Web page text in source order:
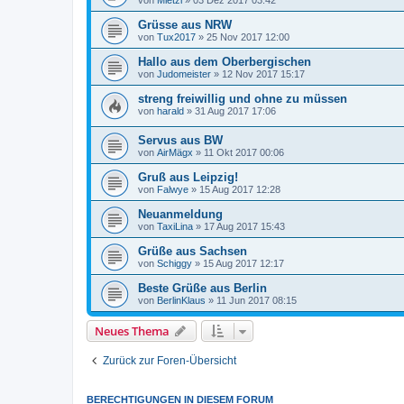
Grüsse aus NRW
von Tux2017 » 25 Nov 2017 12:00
Hallo aus dem Oberbergischen
von Judomeister » 12 Nov 2017 15:17
streng freiwillig und ohne zu müssen
von harald » 31 Aug 2017 17:06
Servus aus BW
von AirMägx » 11 Okt 2017 00:06
Gruß aus Leipzig!
von Falwye » 15 Aug 2017 12:28
Neuanmeldung
von TaxiLina » 17 Aug 2017 15:43
Grüße aus Sachsen
von Schiggy » 15 Aug 2017 12:17
Beste Grüße aus Berlin
von BerlinKlaus » 11 Jun 2017 08:15
Neues Thema
Zurück zur Foren-Übersicht
BERECHTIGUNGEN IN DIESEM FORUM